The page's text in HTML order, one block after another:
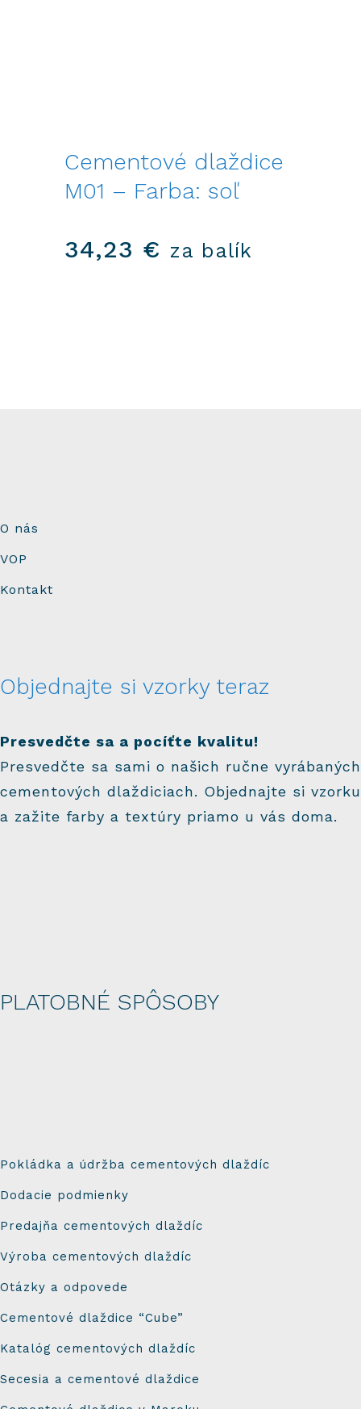
Cementové dlaždice
M01 – Farba: soľ
34,23 € za balík
O nás
VOP
Kontakt
Pokládka a údržba cementových dlaždíc
Dodacie podmienky
Predajňa cementových dlaždíc
Výroba cementových dlaždíc
Otázky a odpovede
Cementové dlaždice “Cube”
Katalóg cementových dlaždíc
Secesia a cementové dlaždice
Objednajte si vzorky teraz
Presvedčte sa a pocíťte kvalitu!
Presvedčte sa sami o našich ručne vyrábaných
cementových dlaždiciach. Objednajte si vzorku
a zažite farby a textúry priamo u vás doma.
PLATOBNÉ SPÔSOBY